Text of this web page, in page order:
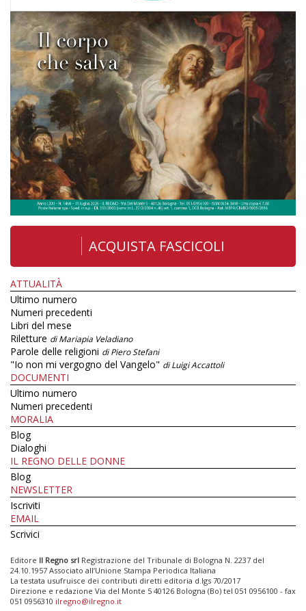
ACQUISTA FASCICOLI
ATTUALITÀ
Ultimo numero
Numeri precedenti
Libri del mese
Riletture di Mariapia Veladiano
Parole delle religioni di Piero Stefani
"Io non mi vergogno del Vangelo" di Luigi Accattoli
DOCUMENTI
Ultimo numero
Numeri precedenti
MORALIA
Blog
Dialoghi
IL REGNO DELLE DONNE
Blog
NEWSLETTER
Iscriviti
EMAIL
Scrivici
Editore Il Regno srl Registrazione del Tribunale di Bologna N. 2237 del
24.10.1957 Associato all’Unione Stampa Periodica Italiana
La testata usufruisce dei contributi diretti editoria d.lgs 70/2017
Direzione e redazione Via del Monte 5 40126 Bologna (Bo) tel 051 0956100 - fax
051 0956310 ilregno@ilregno.it